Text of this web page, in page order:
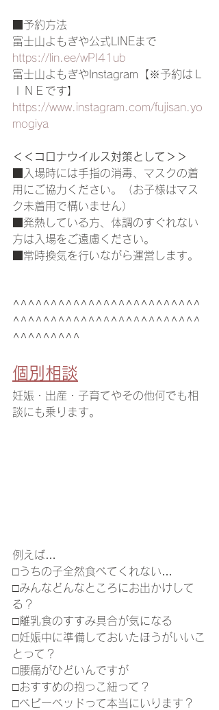
■予約方法
富士山よもぎや公式LINEまで
https://lin.ee/wPI41ub
富士山よもぎやInstagram【※予約はＬ
ＩＮＥです】
https://www.instagram.com/fujisan.yo
mogiya
＜＜コロナウイルス対策として＞＞
■入場時には手指の消毒、マスクの着
用にご協力ください。（お子様はマス
ク未着用で構いません）
■発熱している方、体調のすぐれない
方は入場をご遠慮ください。
■常時換気を行いながら運営します。
^^^^^^^^^^^^^^^^^^^^^^^^^
^^^^^^^^^^^^^^^^^^^^^^^^^
^^^^^^^^^
個別相談
妊娠・出産・子育てやその他何でも相
談にも乗ります。
例えば…
□うちの子全然食べてくれない…
□みんなどんなところにお出かけして
る？
□離乳食のすすみ具合が気になる
□妊娠中に準備しておいたほうがいいこ
とって？
□腰痛がひどいんですが
□おすすめの抱っこ紐って？
□ベビーベッドって本当にいります？